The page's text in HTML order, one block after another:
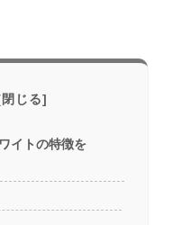
イトの特徴を